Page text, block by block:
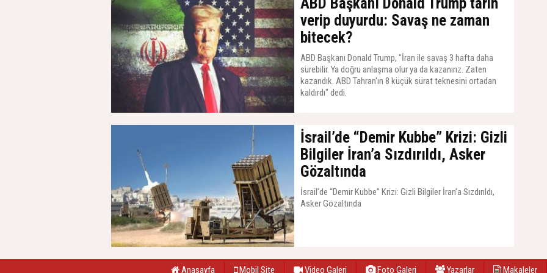
ABD Başkanı Donald Trump tarih
verip duyurdu: Savaş ne zaman
bitecek?
ABD Başkanı Donald Trump, "İran ile savaş 3 hafta daha
sürebilir. Ya doğru anlaşma olur ya da kazanırız. Zaten
kazandık. ABD Tahran'ın 8 küçük sürat teknesini ortadan
kaldırdı" dedi.
İsrail’de “Demir Kubbe” Krizi: Gizli
Bilgiler İran’a Sızdırıldı, Asker
Gözaltında
İsrail’de “Demir Kubbe” Krizi: Gizli Bilgiler İran’a Sızdırıldı,
Asker Gözaltında
Anasayfa Mobil Site Video Galeri Foto Galeri Yazarlar Makaleler